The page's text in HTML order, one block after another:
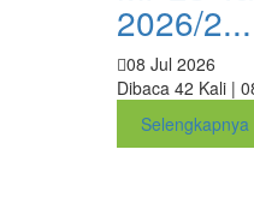
2026/2...
08 Jul 2026
Dibaca 42 Kali |
Selengkapnya